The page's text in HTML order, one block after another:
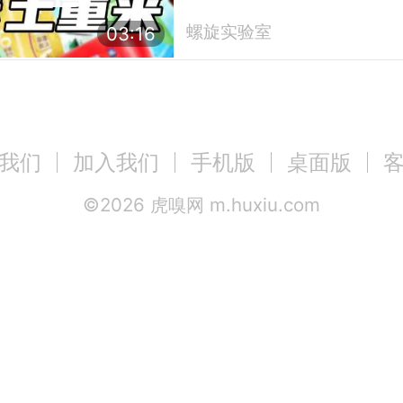
03:16 螺旋实验室
们 加入我们 手机版 桌面版
©2026 虎嗅网 m.huxiu.com